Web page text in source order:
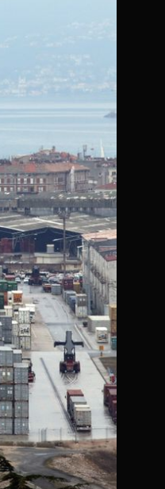
USKOK traži istražni